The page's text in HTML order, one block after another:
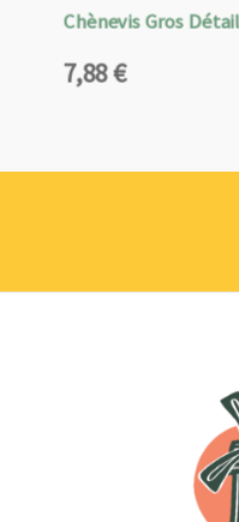
Chènevis Gros Détail
7,88€